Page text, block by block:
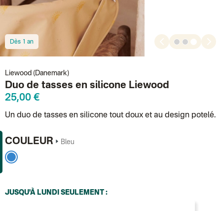
1 2
Dès 1 an
Liewood (Danemark)
Duo de tasses en silicone Liewood
25,00 €
Un duo de tasses en silicone tout doux et au design potelé.
COULEUR Bleu
JUSQU'À LUNDI SEULEMENT :